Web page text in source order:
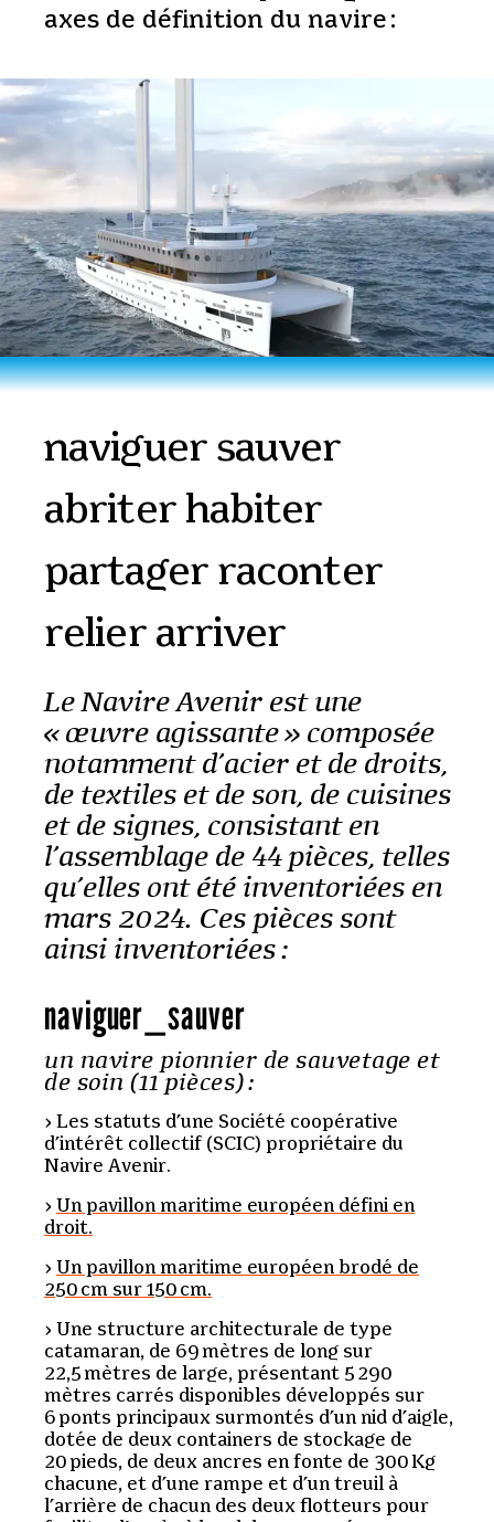
axes de définition du navire :
naviguer sauver
abriter habiter
partager raconter
relier arriver
Le Navire Avenir est une
« œuvre agissante » composée
notamment d’acier et de droits,
de textiles et de son, de cuisines
et de signes, consistant en
l’assemblage de 44 pièces, telles
qu’elles ont été inventoriées en
mars 2024. Ces pièces sont
ainsi inventoriées :
naviguer _sauver
un navire pionnier de sauvetage et
de soin (11 pièces) :
Les statuts d’une Société coopérative
d’intérêt collectif (SCIC) propriétaire du
Navire Avenir.
Un pavillon maritime européen défini en
droit.
Un pavillon maritime européen brodé de
250 cm sur 150 cm.
Une structure architecturale de type
catamaran, de 69 mètres de long sur
22,5 mètres de large, présentant 5 290
mètres carrés disponibles développés sur
6 ponts principaux surmontés d’un nid d’aigle,
dotée de deux containers de stockage de
20 pieds, de deux ancres en fonte de 300 Kg
chacune, et d’une rampe et d’un treuil à
l’arrière de chacun des deux flotteurs pour